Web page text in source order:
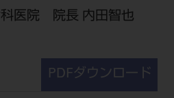
医院 院長 内田智也
PDFダウンロード
ート
い合わせ